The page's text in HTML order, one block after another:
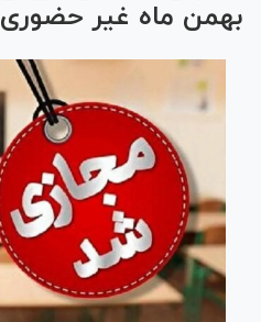
بهمن ماه غیر